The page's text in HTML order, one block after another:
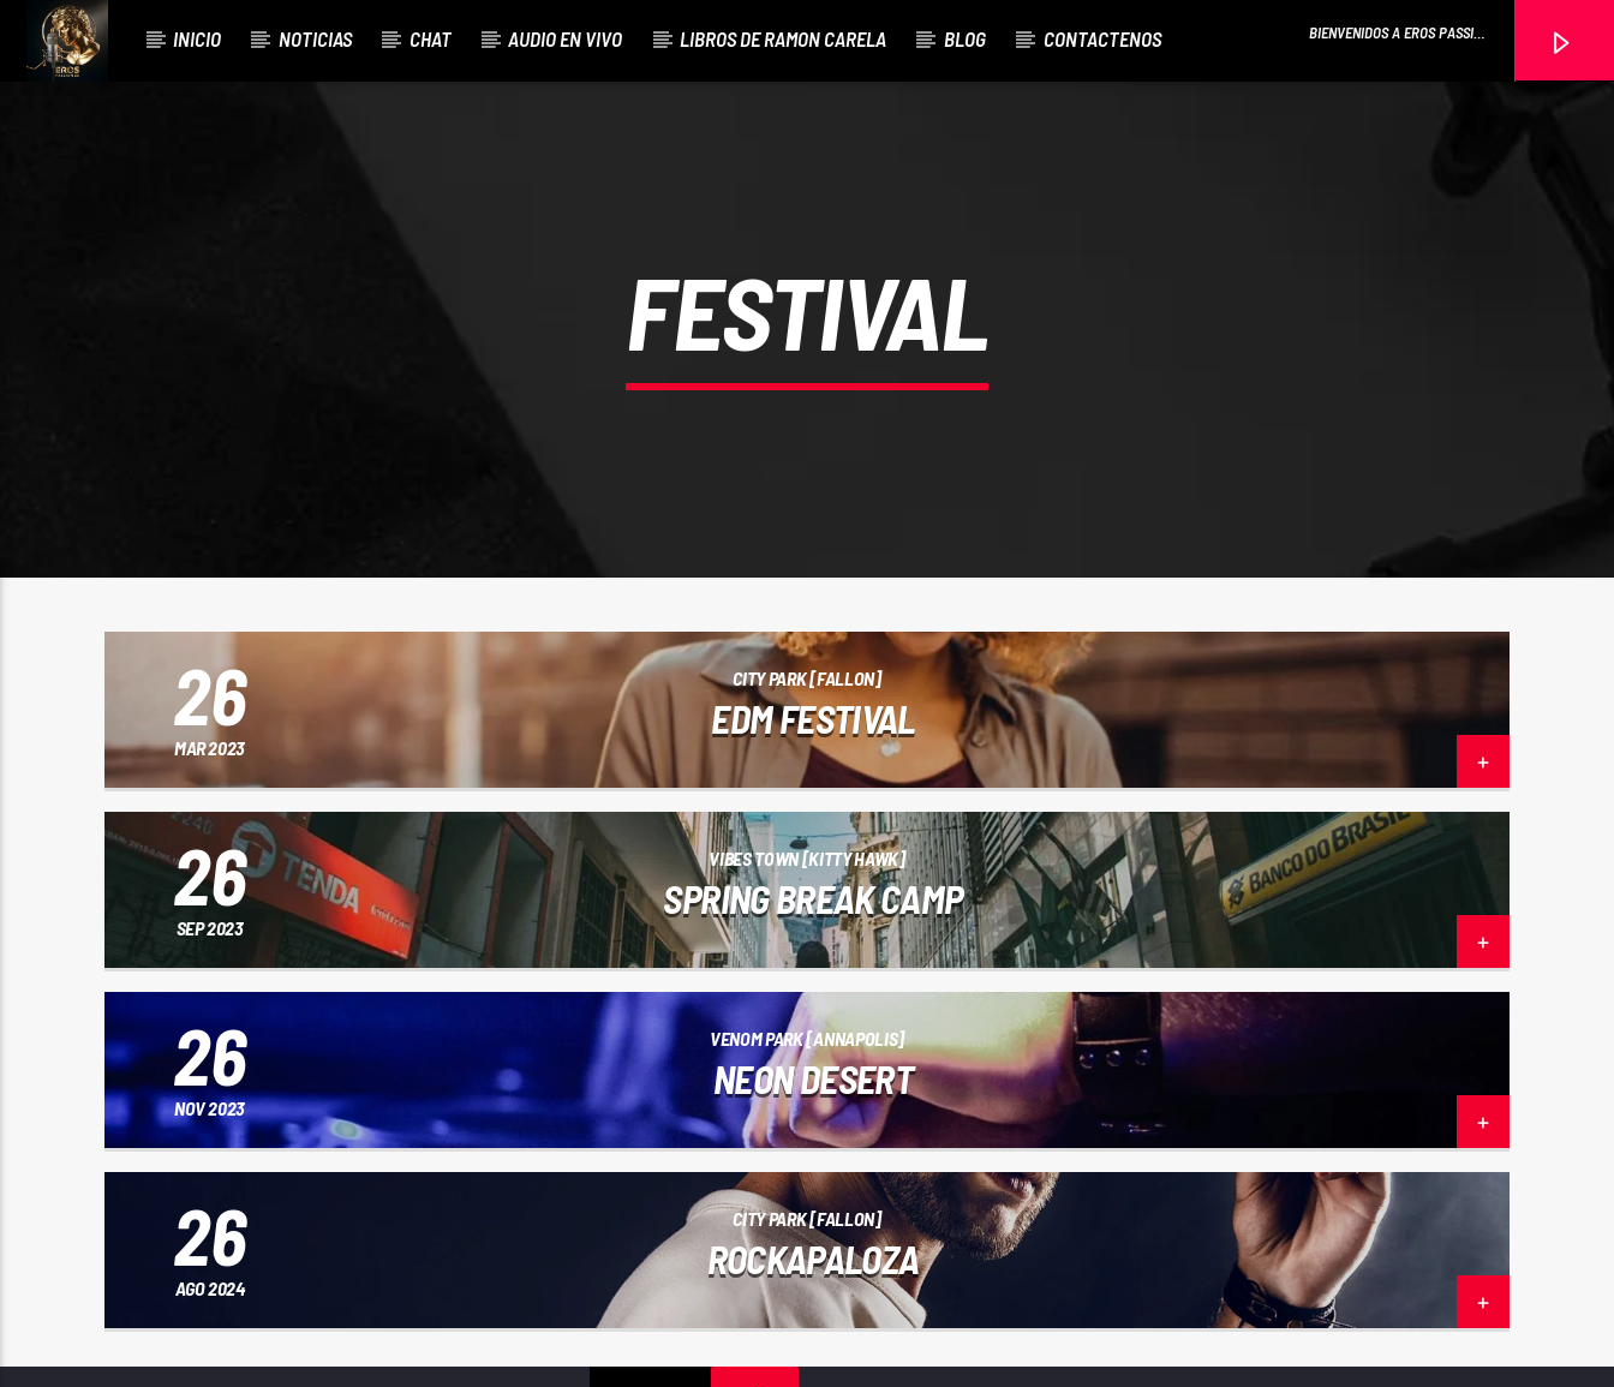
INICIO NOTICIAS CHAT AUDIO EN VIVO LIBROS DE RAMON CARELA BLOG CONTACTENOS
BIENVENIDOS A EROS PASSION
FESTIVAL
26
MAR 2023
CITY PARK [FALLON]
EDM FESTIVAL
26
SEP 2023
VIBES TOWN [KITTY HAWK]
SPRING BREAK CAMP
26
NOV 2023
VENOM PARK [ANNAPOLIS]
NEON DESERT
26
AGO 2024
CITY PARK [FALLON]
ROCKAPALOZA